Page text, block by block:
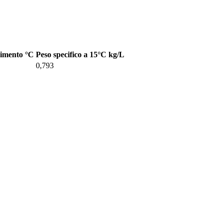
°C Peso specifico a 15°C kg/L
0,793